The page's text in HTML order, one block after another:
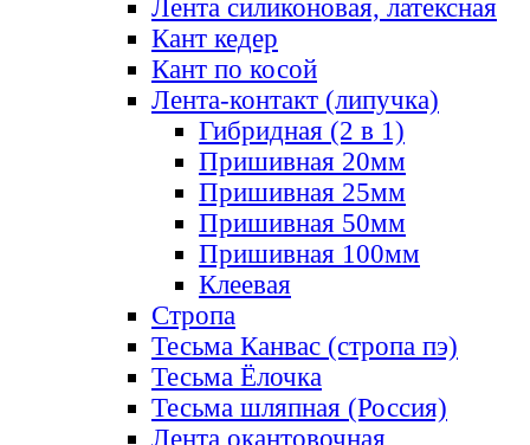
Лента силиконовая, латексная
Кант кедер
Кант по косой
Лента-контакт (липучка)
Гибридная (2 в 1)
Пришивная 20мм
Пришивная 25мм
Пришивная 50мм
Пришивная 100мм
Клеевая
Стропа
Тесьма Канвас (стропа пэ)
Тесьма Ёлочка
Тесьма шляпная (Россия)
Лента окантовочная